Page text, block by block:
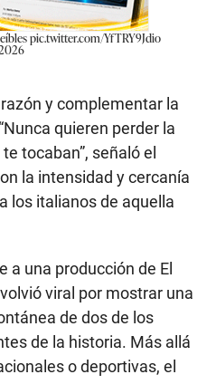
pic.twitter.com/YfTRY9Jdio
y complementar la
quieren perder la
tocaban”, señaló el
la intensidad y cercanía
los italianos de aquella
a una producción de El
viral por mostrar una
de dos de los
de la historia. Más allá
o deportivas, el